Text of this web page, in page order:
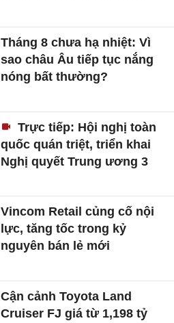
Tháng 8 chưa hạ nhiệt: Vì
sao châu Âu tiếp tục nắng
nóng bất thường?
Trực tiếp: Hội nghị toàn
quốc quán triệt, triển khai
Nghị quyết Trung ương 3
Vincom Retail củng cố nội
lực, tăng tốc trong kỷ
nguyên bán lẻ mới
Cận cảnh Toyota Land
Cruiser FJ giá từ 1,198 tỷ